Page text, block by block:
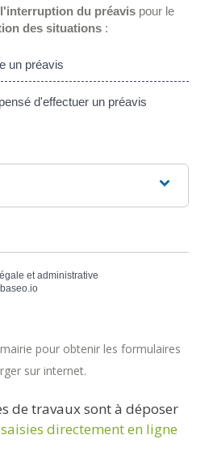
du préavis pour le
des situations :
un préavis
d'effectuer un préavis
et administrative
baseo.io
pour obtenir les formulaires
sur internet.
de travaux sont à déposer
saisies directement en ligne